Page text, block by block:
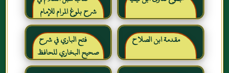
شرح بلوغ المرام للإمام
الصنعاني رحمه الله
مقدمة ابن الصلاح
فتح الباري في شرح
صحيح البخاري للحافظ
ابن حجر العسقلاني